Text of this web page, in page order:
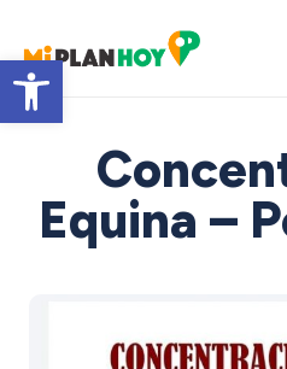
Abrir barra de herramientas
Equina –